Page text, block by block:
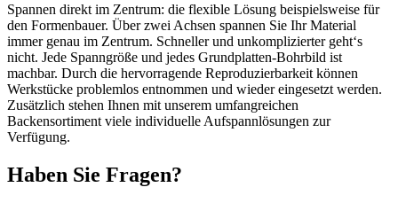
Spannen direkt im Zentrum: die flexible Lösung beispielsweise für
den Formenbauer. Über zwei Achsen spannen Sie Ihr Material
immer genau im Zentrum. Schneller und unkomplizierter geht‘s
nicht. Jede Spanngröße und jedes Grundplatten-Bohrbild ist
machbar. Durch die hervorragende Reproduzierbarkeit können
Werkstücke problemlos entnommen und wieder eingesetzt werden.
Zusätzlich stehen Ihnen mit unserem umfangreichen
Backensortiment viele individuelle Aufspannlösungen zur
Verfügung.
Haben Sie Fragen?